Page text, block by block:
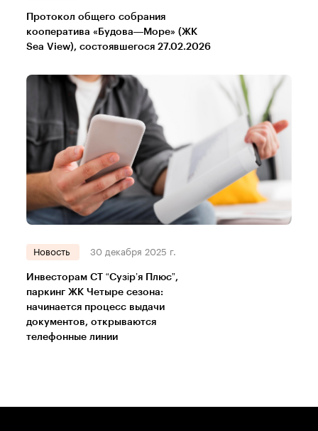
Протокол общего собрания
кооператива «Будова—Море» (ЖК
Sea View), состоявшегося 27.02.2026
Новость 30 декабря 2025 г.
Инвесторам СТ “Сузір’я Плюс”,
паркинг ЖК Четыре сезона:
начинается процесс выдачи
документов, открываются
телефонные линии